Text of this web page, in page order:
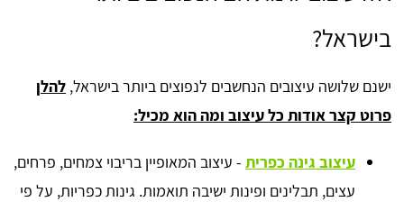
בישראל?
ישנם שלושה עיצובים הנחשבים לנפוצים ביותר בישראל, להלן
פרוט קצר אודות כל עיצוב ומה הוא מכיל:
עיצוב גינה כפרית - עיצוב המאופיין בריבוי צמחים, פרחים,
עצים, תבלינים ופינות ישיבה תואמות. גינות כפריות, על פי